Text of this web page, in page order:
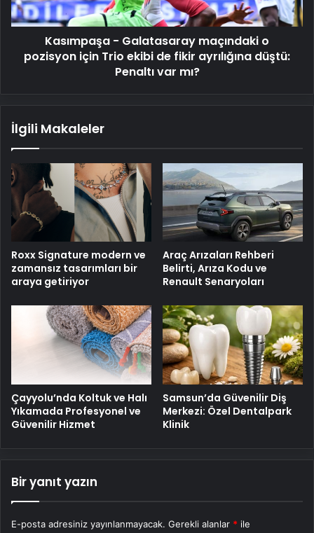
Trio
ekibi
fikir
mı?
Kasımpaşa - Galatasaray maçındaki o
pozisyon için Trio ekibi de fikir ayrılığına düştü:
Penaltı var mı?
İlgili Makaleler
Roxx Signature modern ve
zamansız tasarımları bir
araya getiriyor
Araç Arızaları Rehberi
Belirti, Arıza Kodu ve
Renault Senaryoları
Çayyolu’nda Koltuk ve Halı
Yıkamada Profesyonel ve
Güvenilir Hizmet
Samsun’da Güvenilir Diş
Merkezi: Özel Dentalpark
Klinik
Bir yanıt yazın
E-posta adresiniz yayınlanmayacak. Gerekli alanlar * ile